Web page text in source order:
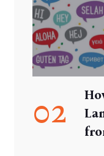
02